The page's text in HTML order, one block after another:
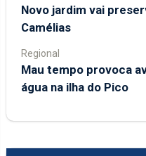
Novo jardim vai
Camélias
Regional
Mau tempo provoca
água na ilha do Pico